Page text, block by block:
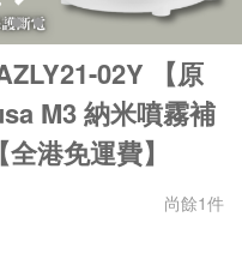
02Y 【原
M3 納米噴霧補
港免運費】
尚餘1件